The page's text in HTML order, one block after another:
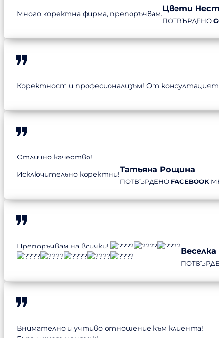
Много коректна фирма, препоръчвам.
Цвети
ПОТВЪРДЕНО
Коректност и професионализъм! От
Отлично качество!
Исключительно коректни!
Татьяна Рощина
ПОТВЪРДЕНО FACEBOOK
Препоръчвам на всички!
Внимателно и учтиво отношение към клиента!